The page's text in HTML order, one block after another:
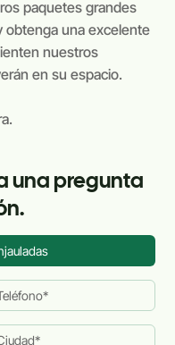
paquetes grandes
obtenga una excelente
nuestros
en su espacio.
una pregunta